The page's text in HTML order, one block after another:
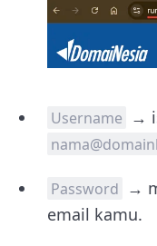
Username →
Password →
email kamu.